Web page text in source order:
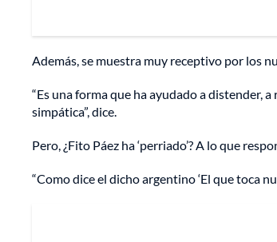
Además, se muestra muy receptivo por los
“Es una forma que ha ayudado a distender, a
simpática”, dice.
Pero, ¿Fito Páez ha ‘perriado’? A lo que
“Como dice el dicho argentino ‘El que toca